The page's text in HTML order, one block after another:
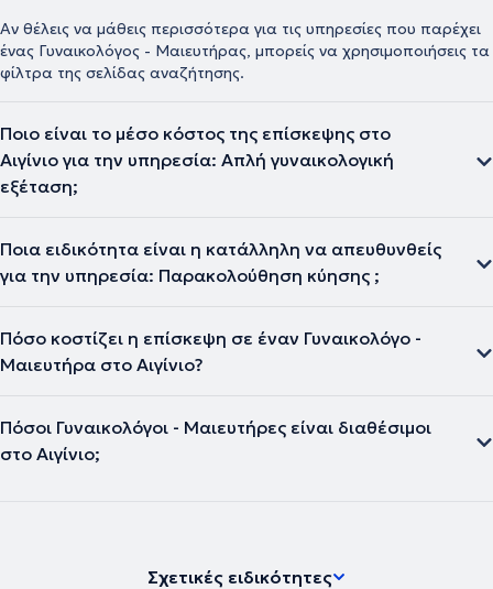
Αν θέλεις να μάθεις περισσότερα για τις υπηρεσίες που παρέχει
ένας Γυναικολόγος - Μαιευτήρας, μπορείς να χρησιμοποιήσεις τα
φίλτρα της σελίδας αναζήτησης.
Ποιο είναι το μέσο κόστος της επίσκεψης στο
Αιγίνιο για την υπηρεσία: Απλή γυναικολογική
εξέταση;
Ποια ειδικότητα είναι η κατάλληλη να απευθυνθείς
για την υπηρεσία: Παρακολούθηση κύησης ;
Πόσο κοστίζει η επίσκεψη σε έναν Γυναικολόγο -
Μαιευτήρα στο Αιγίνιο?
Πόσοι Γυναικολόγοι - Μαιευτήρες είναι διαθέσιμοι
στο Αιγίνιο;
Σχετικές ειδικότητες